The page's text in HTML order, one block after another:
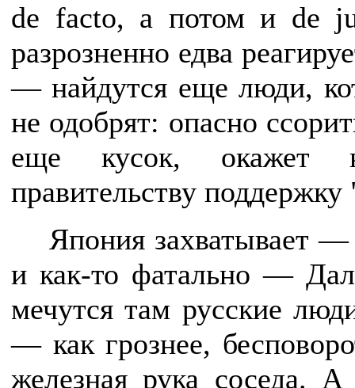
de facto, а потом и de
разрозненно едва
— найдутся еще люди,
не одобрят: опасно
еще кусок, окажет
правительству
Япония захватывает
и как-то фатально —
мечутся там русские
— как грознее,
железная рука соседа.